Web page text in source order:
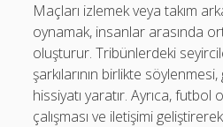
Maçları izlemek veya takım
oynamak, insanlar arasında
oluşturur. Tribünlerdeki
şarkılarının birlikte
hissiyatı yaratır. Ayrıca, futbol
çalışması ve iletişimi